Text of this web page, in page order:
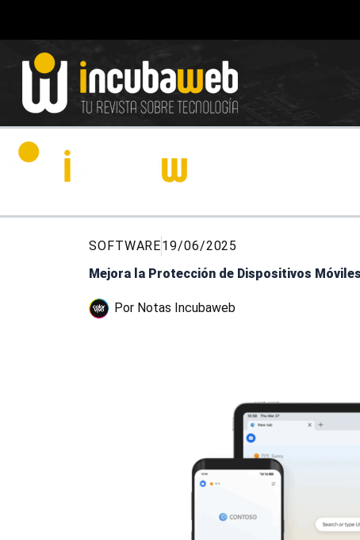
contenido
SOFTWARE19/06/2025
Mejora la Protección de Dispositivos
Por Notas Incubaweb